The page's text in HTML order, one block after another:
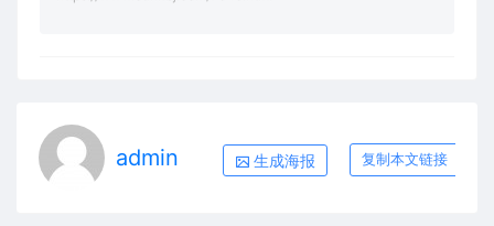
admin 生成海报 复制本文链接